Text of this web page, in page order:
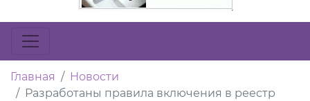
Главная
Новости
Разработаны правила включения в реестр